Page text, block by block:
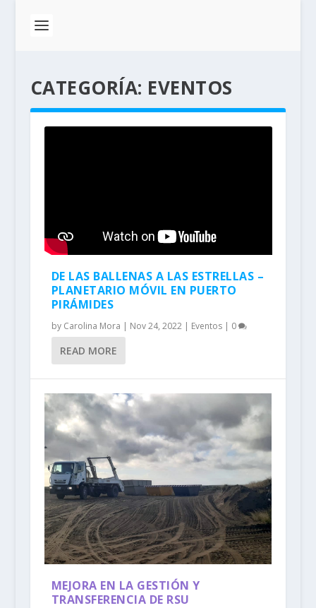
CATEGORÍA: EVENTOS
DE LAS BALLENAS A LAS ESTRELLAS –
PLANETARIO MÓVIL EN PUERTO
PIRÁMIDES
by Carolina Mora | Nov 24, 2022| Eventos| 0
READ MORE
MEJORA EN LA GESTIÓN Y
TRANSFERENCIA DE RSU